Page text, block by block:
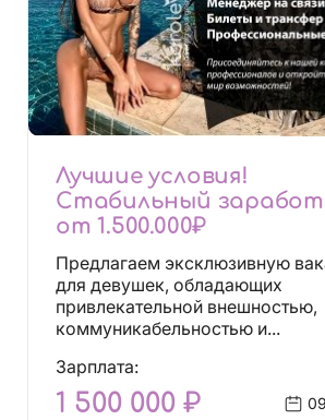
Лучшие условия!
Стабильный
от 1.500.000₽
Предлагаем эксклюзивную
для девушек, обладающих
привлекательной внешностью,
коммуникабельностью и...
Зарплата:
1 500 000 ₽